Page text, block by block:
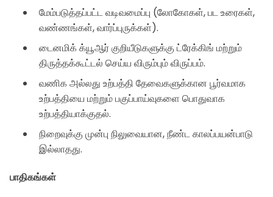
மேம்படுத்தப்பட்ட வடிவமைப்பு (லோகோகள், பட உரைகள்,
வண்ணங்கள், வார்ப்புருக்கள்).
டைனமிக் க்யூஆர் குறியீடுகளுக்கு ட்ரேக்கிங் மற்றும்
திருத்தக்கூட்டல் செய்ய விரும்பும் விருப்பம்.
வணிக அல்லது உற்பத்தி தேவைகளுக்கான பூர்வமாக
உற்பத்தியை மற்றும் பகுப்பாய்வுகளை பொதுவாக
உற்பத்தியாக்குதல்.
நிறைவுக்கு முன்பு நிலுவையான, நீண்ட காலப்பயன்பாடு
இல்லாதது.
பாதிகங்கள்